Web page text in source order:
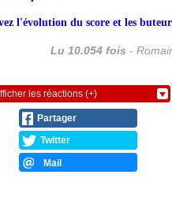
l'évolution du score et les
Lu 10.054 fois -
les réactions (+)
Partager
Twitter
Mail